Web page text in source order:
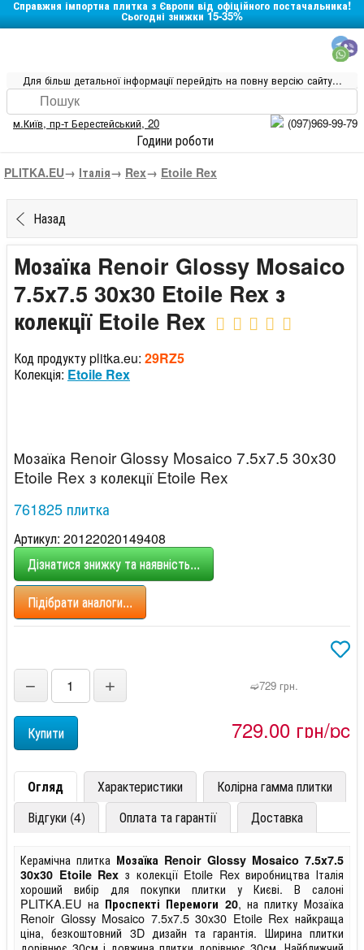
Справжня імпортна плитка з Європи від офіційного постачальника!
Сьогодні знижки 15-35%
Для більш детальної інформації перейдіть на повну версію сайту...
м.Київ, пр-т Берестейський, 20 (097)969-99-79
Години роботи
PLITKA.EU→ Італія→ Rex→ Etoile Rex
Назад
Мозаїка Renoir Glossy Mosaico
7.5x7.5 30x30 Etoile Rex з
колекції Etoile Rex
Код продукту plitka.eu: 29RZ5
Колекція: Etoile Rex
Мозаїка Renoir Glossy Mosaico 7.5x7.5 30x30
Etoile Rex з колекції Etoile Rex
761825 плитка
Артикул: 20122020149408
Дізнатися знижку та наявність...
Підібрати аналоги...
− + ➫729 грн.
729,00 грн/pc
Огляд Характеристики
Колірна гамма плитки
Відгуки (4)
Оплата та гарантії Доставка
Керамічна плитка Мозаїка Renoir Glossy Mosaico 7.5x7.5
30x30 Etoile Rex з колекції Etoile Rex виробництва Італія
хороший вибір для покупки плитки у Києві. В салоні
PLITKA.EU на Проспекті Перемоги 20, на плитку Мозаїка
Renoir Glossy Mosaico 7.5x7.5 30x30 Etoile Rex найкраща
ціна, безкоштовний 3D дизайн та гарантія. Ширина плитки